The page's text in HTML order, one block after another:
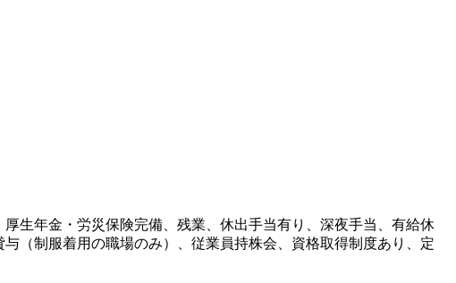
生年金・労災保険完備、残業、休出手当有り、深夜手当、有給休
（制服着用の職場のみ）、従業員持株会、資格取得制度あり、定